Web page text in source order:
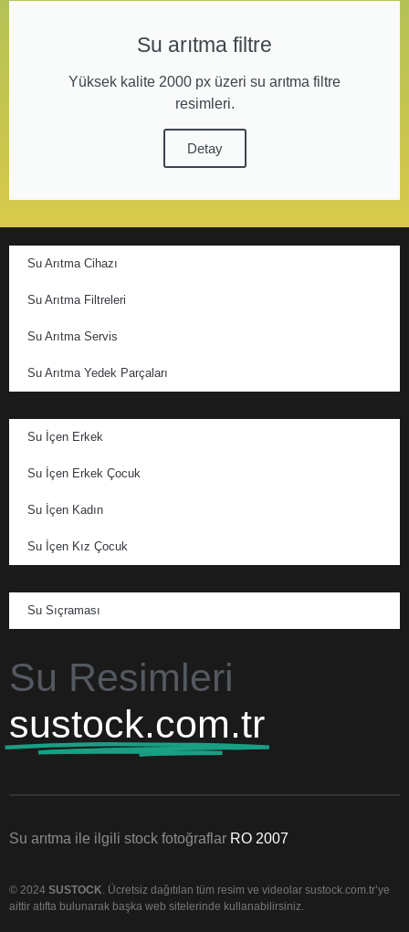
Su arıtma filtre
Yüksek kalite 2000 px üzeri su arıtma filtre
resimleri.
Detay
Su Arıtma Cihazı
Su Arıtma Filtreleri
Su Arıtma Servis
Su Arıtma Yedek Parçaları
Su İçen Erkek
Su İçen Erkek Çocuk
Su İçen Kadın
Su İçen Kız Çocuk
Su Sıçraması
Su Resimleri
sustock.com.tr
Su arıtma ile ilgili stock fotoğraflar RO 2007
© 2024 SUSTOCK . Ücretsiz dağıtılan tüm resim ve videolar sustock.com.tr’ye
aittir atıfta bulunarak başka web sitelerinde kullanabilirsiniz.